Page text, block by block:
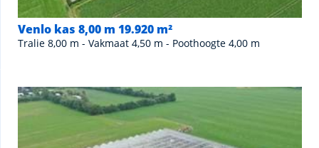
Venlo kas 8,00 m 19.920 m²
Tralie 8,00 m - Vakmaat 4,50 m - Poothoogte 4,00 m